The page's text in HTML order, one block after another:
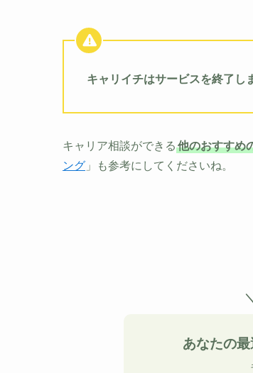
キャリイチはサービスを終了し
キャリア相談ができる 他のおすすめ
ング 」も参考にしてくださいね。
あなたの